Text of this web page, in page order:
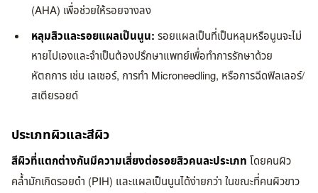
(AHA) เพื่อช่วยให้รอยจางลง
หลุมสิวและรอยแผลเป็นนูน: รอยแผลเป็นที่เป็นหลุมหรือนูนจะไม่
หายไปเองและจำเป็นต้องปรึกษาแพทย์เพื่อทำการรักษาด้วย
หัตถการ เช่น เลเซอร์, การทำ Microneedling, หรือการฉีดฟิลเลอร์/
สเตียรอยด์
ประเภทผิวและสีผิว
สีผิวที่แตกต่างกันมีความเสี่ยงต่อรอยสิวคนละประเภท โดยคนผิว
คล้ำมักเกิดรอยดำ (PIH) และแผลเป็นนูนได้ง่ายกว่า ในขณะที่คนผิวขาว